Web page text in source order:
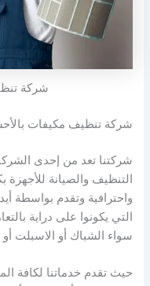
شركة
شركة تنظيف مكيفات
شركتنا تعد من إحدى
التنظيف والصيانة للأجهزة
واحترافية وتقدم بواسطة
التي يكونوا على دراية
سواء الشباك أو الاسبلت أو
حيث تقدم خدماتنا لكافة